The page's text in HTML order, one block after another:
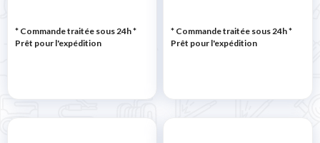
* Commande traitée sous 24h*
Prêt pour l'expédition
* Commande traitée sous 24h*
Prêt pour l'expédition